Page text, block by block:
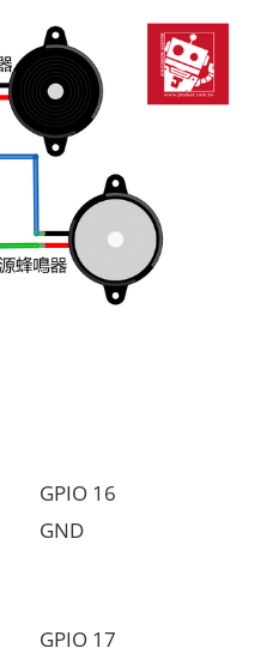
GPIO 16
GND
GPIO 17